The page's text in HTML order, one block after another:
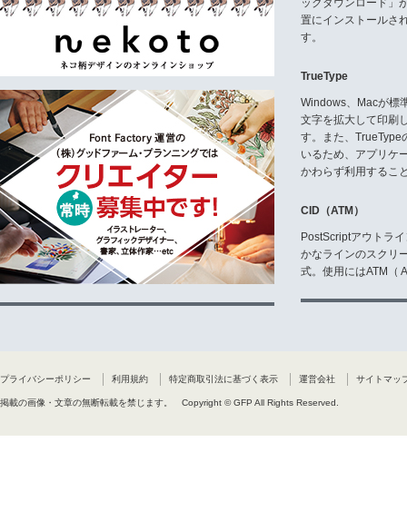
ックダウンロード」
置にインストールさ
す。
TrueType
Windows、Macが標
文字を拡大して印刷
す。また、TrueType
いるため、アプリケ
かわらず利用するこ
CID（ATM）
PostScriptアウトラ
かなラインのスクリ
式。使用にはATM（
プライバシーポリシー 利用規約 特定商取引法に基づく表示 運営会社 サイトマッ
掲載の画像・文章の無断転載を禁じます。 Copyright © GFP All Rights Reserved.